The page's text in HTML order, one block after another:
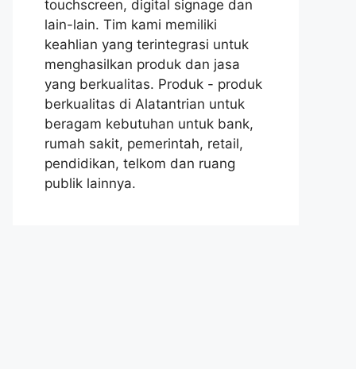
touchscreen, digital signage dan
lain-lain. Tim kami memiliki
keahlian yang terintegrasi untuk
menghasilkan produk dan jasa
yang berkualitas. Produk - produk
berkualitas di Alatantrian untuk
beragam kebutuhan untuk bank,
rumah sakit, pemerintah, retail,
pendidikan, telkom dan ruang
publik lainnya.